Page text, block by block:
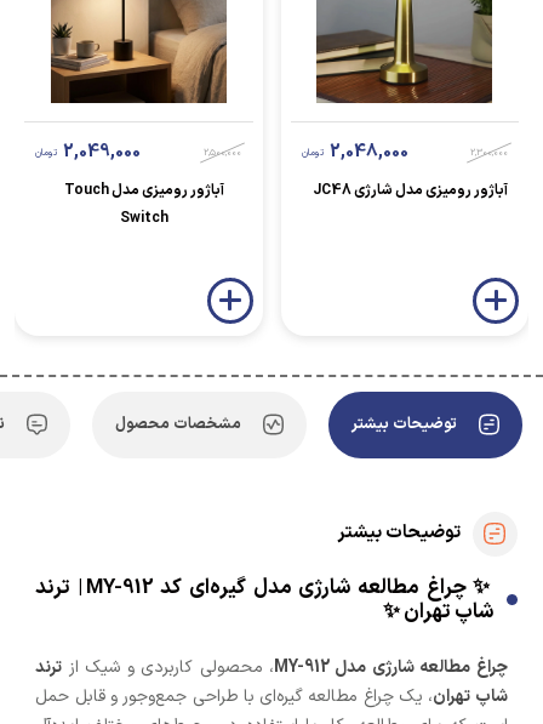
2,300,000
2,048,000 تومان
آباژور رومیزی مدل شارژی JC48
2,500,000
2,049,000 تومان
آباژور رومیزی مدل Touch
Switch
توضیحات بیشتر مشخصات محصول
توضیحات بیشتر
✨ چراغ مطالعه شارژی مدل گیره‌ای کد MY-912 | ترند
شاپ تهران ✨
چراغ مطالعه شارژی مدل MY-912 ، محصولی کاربردی و شیک از ترند
شاپ تهران، یک چراغ مطالعه گیره‌ای با طراحی جمع‌وجور و قابل حمل